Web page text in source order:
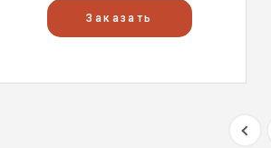
Заказать